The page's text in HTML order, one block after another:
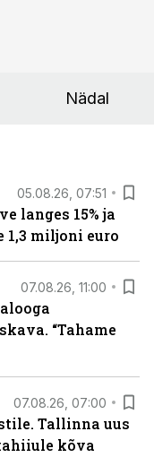
Nädal
05.08.26, 07:51
langes 15% ja
1,3 miljoni euro
07.08.26, 11:00
“Tahame
07.08.26, 07:00
Tallinna uus
kõva